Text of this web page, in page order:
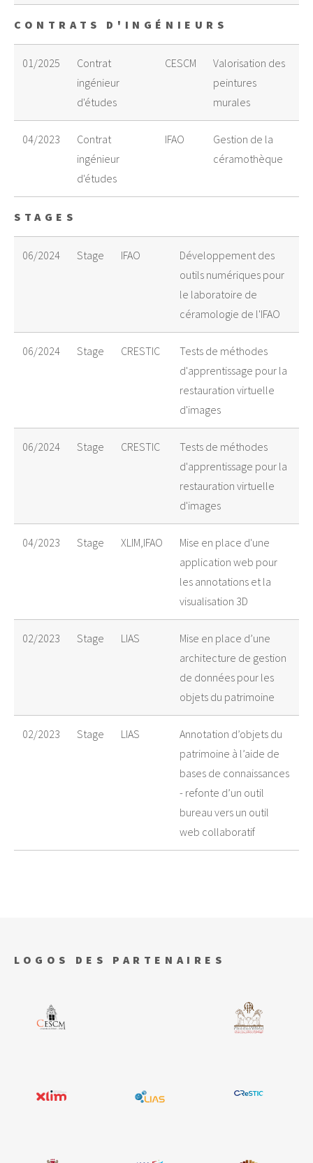
CONTRATS D'INGÉNIEURS
01/2025
Contrat
ingénieur
d'études
CESCM
Valorisation des
peintures
murales
04/2023
Contrat
ingénieur
d'études
IFAO
Gestion de la
céramothèque
STAGES
06/2024 Stage IFAO
Développement des
outils numériques pour
le laboratoire de
céramologie de l'IFAO
06/2024 Stage CRESTIC
Tests de méthodes
d'apprentissage pour la
restauration virtuelle
d'images
06/2024 Stage CRESTIC
Tests de méthodes
d'apprentissage pour la
restauration virtuelle
d'images
04/2023 Stage XLIM,IFAO
Mise en place d'une
application web pour
les annotations et la
visualisation 3D
02/2023 Stage LIAS
Mise en place d’une
architecture de gestion
de données pour les
objets du patrimoine
02/2023 Stage LIAS
Annotation d’objets du
patrimoine à l’aide de
bases de connaissances
- refonte d’un outil
bureau vers un outil
web collaboratif
LOGOS DES PARTENAIRES